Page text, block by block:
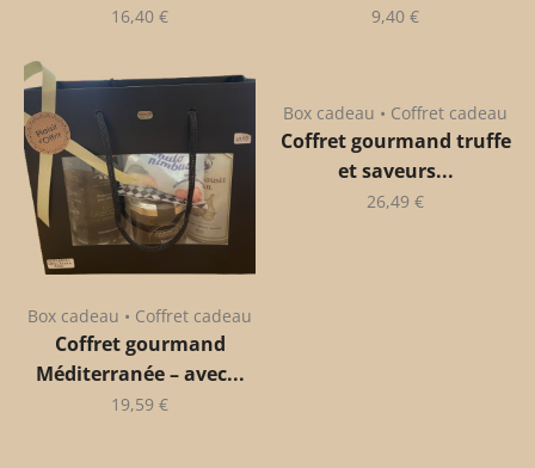
16,40 € 9,40 €
Box cadeau • Coffret cadeau
Coffret gourmand
Méditerranée – avec...
19,59 €
Box cadeau • Coffret cadeau
Coffret gourmand truffe
et saveurs...
26,49 €